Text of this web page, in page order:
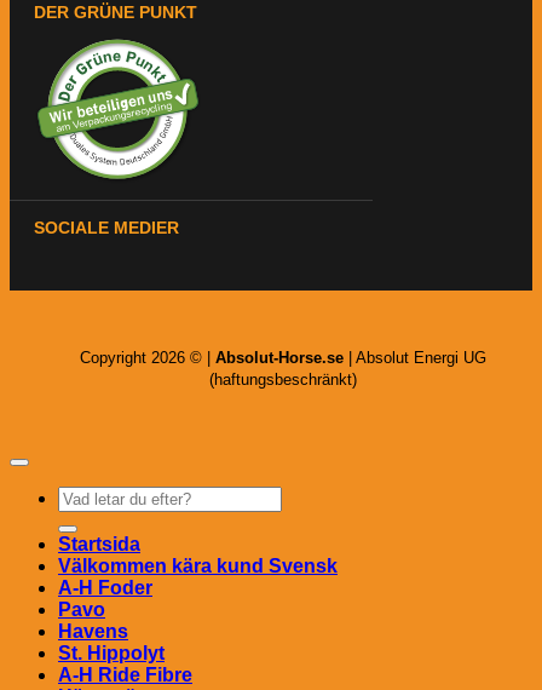
DER GRÜNE PUNKT
SOCIALE MEDIER
Copyright 2026 © | Absolut-Horse.se | Absolut Energi UG
(haftungsbeschränkt)
Sök
efter:
Startsida
Välkommen kära kund Svensk
A-H Foder
Pavo
Havens
St. Hippolyt
A-H Ride Fibre